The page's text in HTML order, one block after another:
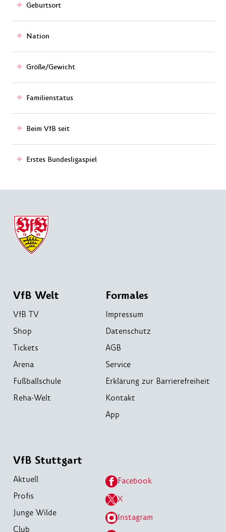
Geburtsort
Nation
Größe/Gewicht
Familienstatus
Beim VfB seit
Erstes Bundesligaspiel
VfB Welt
VfB TV
Shop
Tickets
Arena
Fußballschule
Reha-Welt
Formales
Impressum
Datenschutz
AGB
Service
Erklärung zur Barrierefreiheit
Kontakt
App
VfB Stuttgart
Aktuell
Profis
Junge Wilde
Club
Facebook
X
Instagram